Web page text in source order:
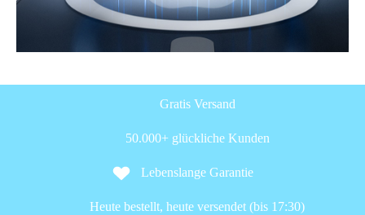
Gratis Versand
50.000+ glückliche Kunden
Lebenslange Garantie
Heute bestellt, heute versendet (bis 17:30)